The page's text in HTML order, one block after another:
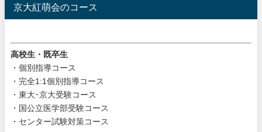
京大紅萌会のコース
高校生・既卒生
・個別指導コース
・完全1:1個別指導コース
・東大･京大受験コース
・国公立医学部受験コース
・センター試験対策コース